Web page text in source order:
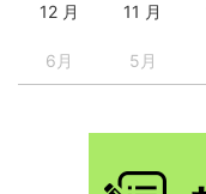
12 月 11 月
6月 5月